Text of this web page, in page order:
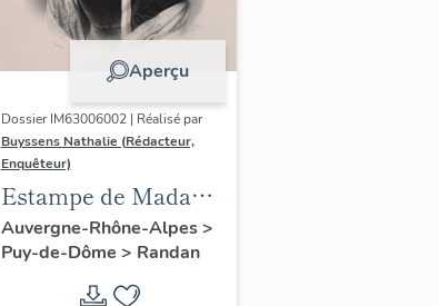
Aperçu
Dossier IM63006002 | Réalisé par
Buyssens Nathalie (Rédacteur,
Enquêteur)
Estampe de Madame
Delpech - S.A.R.
Madame Adélaïde,
Auvergne-Rhône-Alpes>
Puy-de-Dôme > Randan